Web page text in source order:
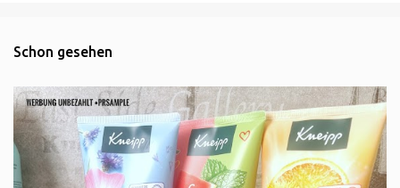
Schon gesehen